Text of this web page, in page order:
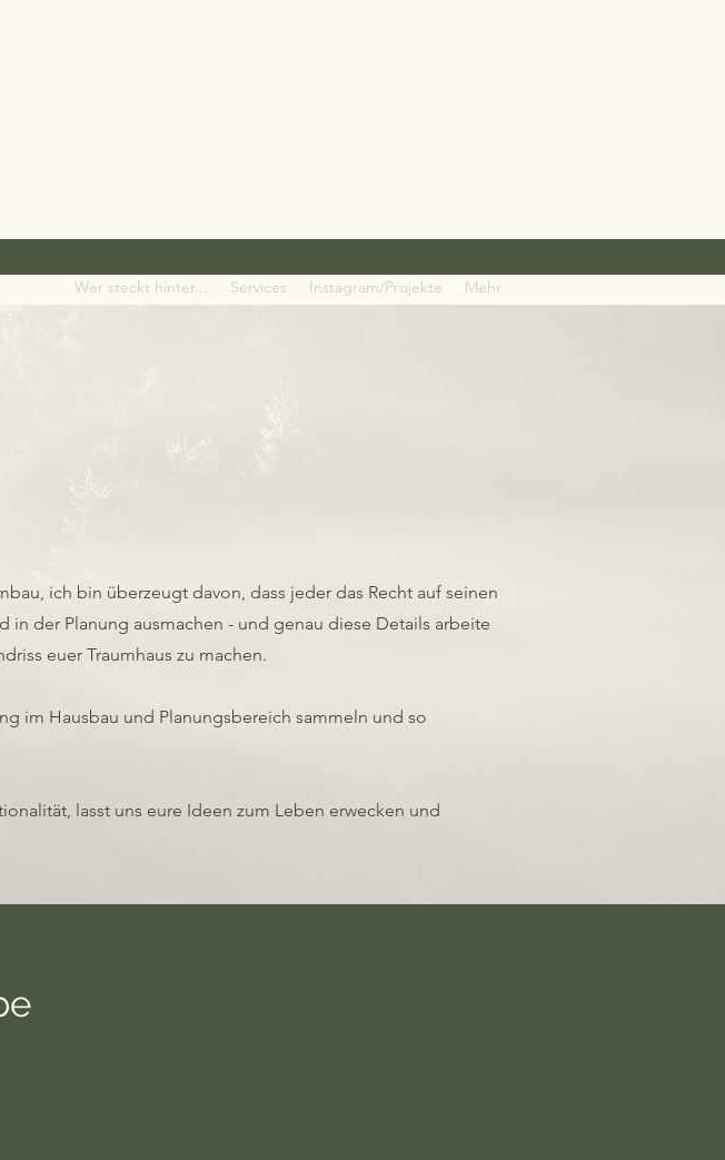
Wer steckt hinter... Services Instagram/Projekte Mehr
ich bin überzeugt davon, dass jeder das Recht auf seinen
der Planung ausmachen - und genau diese Details arbeite
euer Traumhaus zu machen.
im Hausbau und Planungsbereich sammeln und so
lasst uns eure Ideen zum Leben erwecken und